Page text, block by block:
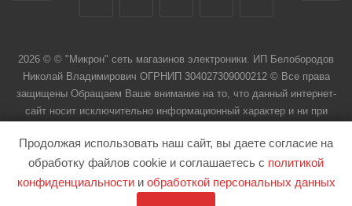
2026 © © "Микрон" сеть магазинов электроники. ИП Белобородов
Николай Владимирович ОГРНИП 304027309000212 © Все права
защищены Обращаем Ваше внимание на то, что данный интернет-
сайт носит исключительно информационный характер и ни при
Продолжая использовать наш сайт, вы даете согласие на
обработку файлов cookie и соглашаетесь с политикой
конфиденциальностии обработкой персональных данных